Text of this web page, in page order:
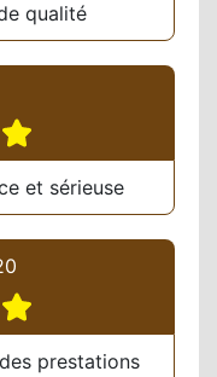
qualité
et sérieuse
prestations